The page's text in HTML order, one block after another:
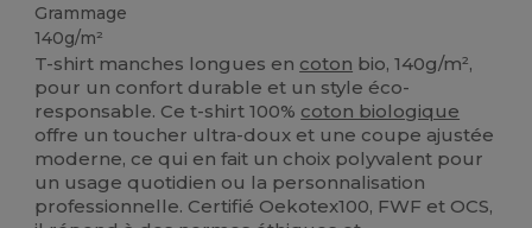
Grammage
140g/m²
T-shirt manches longues en coton bio, 140g/m²,
pour un confort durable et un style éco-
responsable. Ce t-shirt 100% coton biologique
offre un toucher ultra-doux et une coupe ajustée
moderne, ce qui en fait un choix polyvalent pour
un usage quotidien ou la personnalisation
professionnelle. Certifié Oekotex100, FWF et OCS,